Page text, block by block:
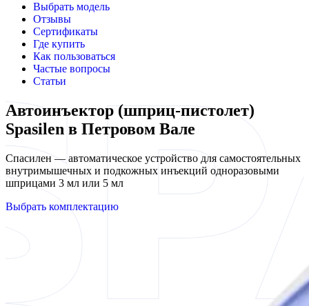
Выбрать модель
Отзывы
Сертификаты
Где купить
Как пользоваться
Частые вопросы
Статьи
Автоинъектор (шприц-пистолет)
Spasilen в Петровом Вале
Спасилен — автоматическое устройство для самостоятельных
внутримышечных и подкожных инъекций одноразовыми
шприцами 3 мл или 5 мл
Выбрать комплектацию